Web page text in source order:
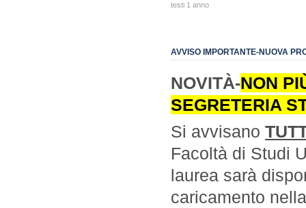
testi 1 anno
AVVISO IMPORTANTE-NUOVA
NOVITÀ-NON
SEGRETERIA
Si avvisano
Facoltà di Studi
laurea sarà
caricamento